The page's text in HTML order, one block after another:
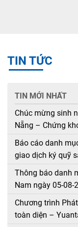
TIN TỨC
TIN MỚI NHẤT
Chúc mừng sinh
Nẵng – Chứng
(08/08/2019 –
Báo cáo danh
giao dịch ký quỹ
Thông báo danh
Nam ngày 05-08-
Chương trình
toàn diện –